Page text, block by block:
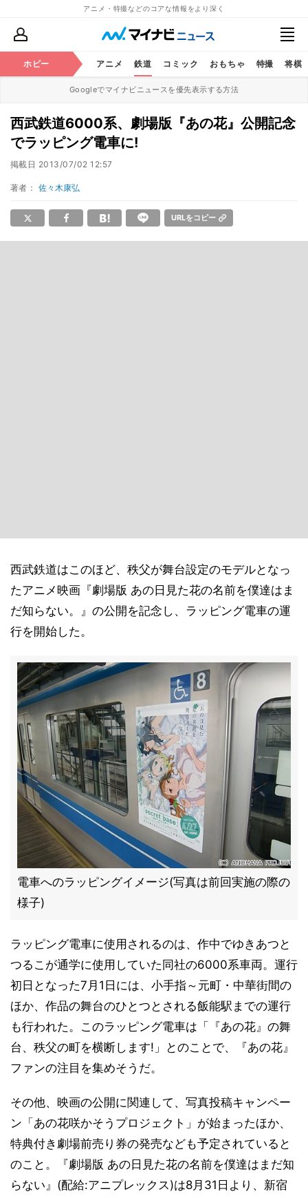
アニメ・特撮などのコアな情報をより深く
ホビー アニメ 鉄道 コミック おもちゃ 特撮 将棋
Googleでマイナビニュースを優先表示する方法
西武鉄道6000系、劇場版『あの花』公開記念
でラッピング電車に!
掲載日 2013/07/02 12:57
著者： 佐々木康弘
URLをコピー
西武鉄道はこのほど、秩父が舞台設定のモデルとなっ
たアニメ映画『劇場版 あの日見た花の名前を僕達はま
だ知らない。』の公開を記念し、ラッピング電車の運
行を開始した。
電車へのラッピングイメージ(写真は前回実施の際の
様子)
ラッピング電車に使用されるのは、作中でゆきあつと
つるこが通学に使用していた同社の6000系車両。運行
初日となった7月1日には、小手指～元町・中華街間の
ほか、作品の舞台のひとつとされる飯能駅までの運行
も行われた。このラッピング電車は「『あの花』の舞
台、秩父の町を横断します!」とのことで、『あの花』
ファンの注目を集めそうだ。
その他、映画の公開に関連して、写真投稿キャンペー
ン「あの花咲かそうプロジェクト」が始まったほか、
特典付き劇場前売り券の発売なども予定されていると
のこと。『劇場版 あの日見た花の名前を僕達はまだ知
らない』(配給:アニプレックス)は8月31日より、新宿